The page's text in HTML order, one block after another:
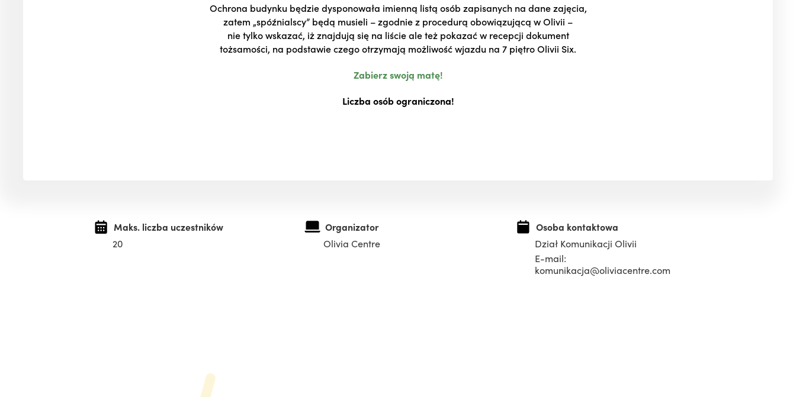
Ochrona budynku będzie dysponowała imienną listą osób zapisanych na dane zajęcia,
zatem „spóźnialscy” będą musieli – zgodnie z procedurą obowiązującą w Olivii –
nie tylko wskazać, iż znajdują się na liście ale też pokazać w recepcji dokument
tożsamości, na podstawie czego otrzymają możliwość wjazdu na 7 piętro Olivii Six.
Zabierz swoją matę!
Liczba osób ograniczona!
Maks. liczba uczestników
20
Organizator
Olivia Centre
Osoba kontaktowa
Dział Komunikacji Olivii
E-mail:
komunikacja@oliviacentre.com